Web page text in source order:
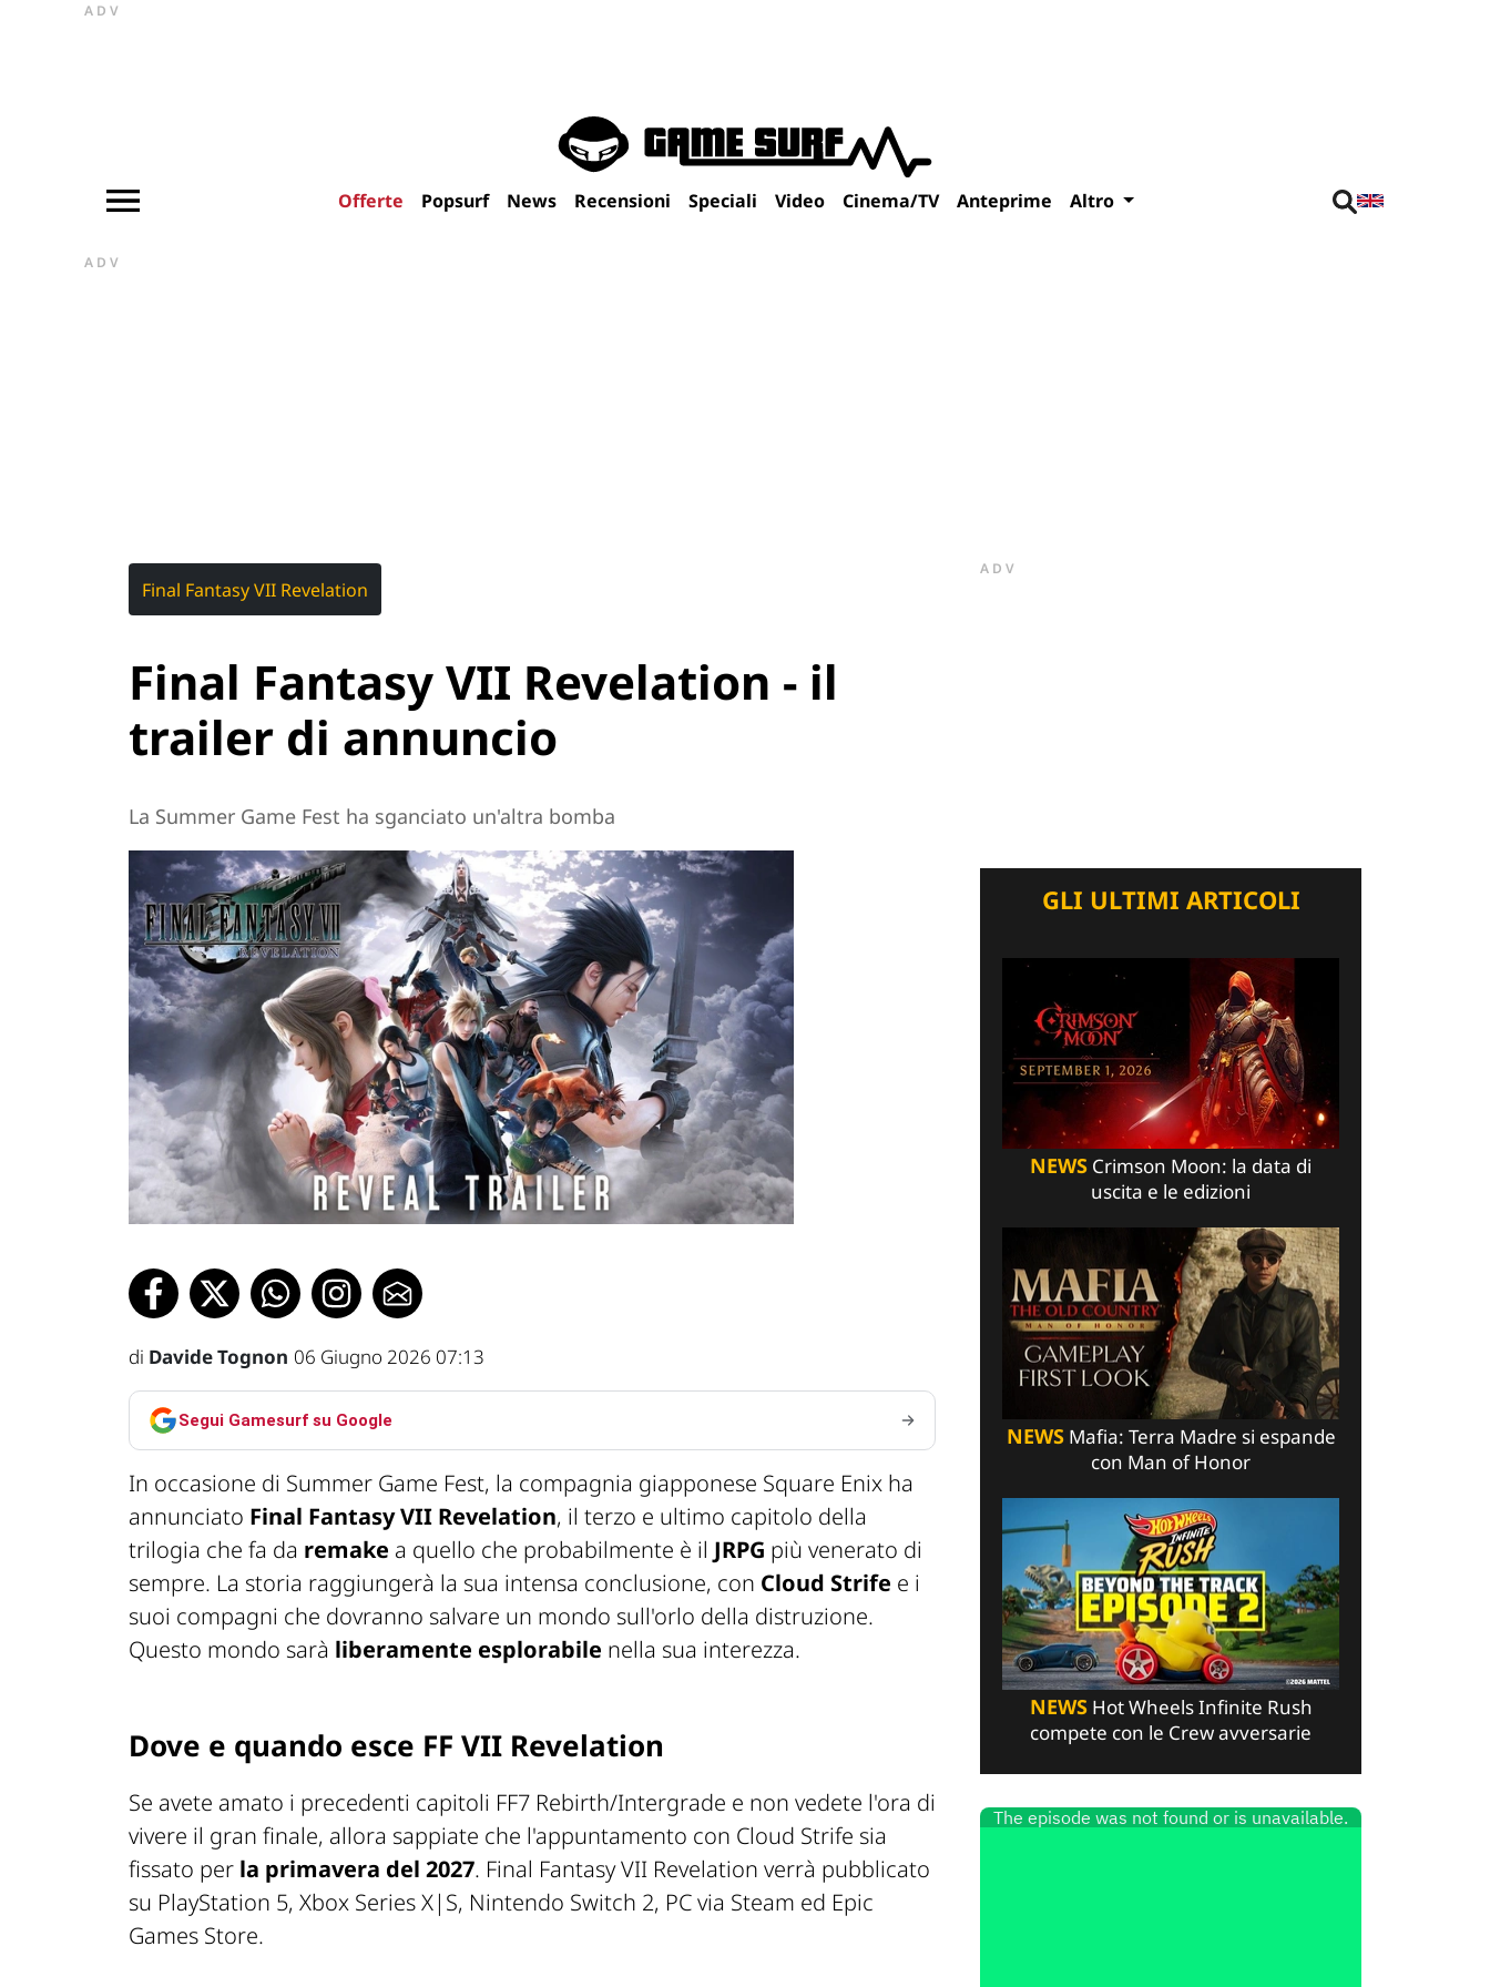
ADV
Offerte Popsurf News Recensioni Speciali Video Cinema/TV Anteprime Altro
ADV
Final Fantasy VII Revelation
Final Fantasy VII Revelation - il
trailer di annuncio
La Summer Game Fest ha sganciato un'altra bomba
di Davide Tognon 06 Giugno 2026 07:13
Segui Gamesurf su Google
In occasione di Summer Game Fest, la compagnia giapponese Square Enix ha
annunciato Final Fantasy VII Revelation, il terzo e ultimo capitolo della
trilogia che fa da remake a quello che probabilmente è il JRPG più venerato di
sempre. La storia raggiungerà la sua intensa conclusione, con Cloud Strife e i
suoi compagni che dovranno salvare un mondo sull'orlo della distruzione.
Questo mondo sarà liberamente esplorabile nella sua interezza.
Dove e quando esce FF VII Revelation
Se avete amato i precedenti capitoli FF7 Rebirth/Intergrade e non vedete l'ora di
vivere il gran finale, allora sappiate che l'appuntamento con Cloud Strife sia
fissato per la primavera del 2027. Final Fantasy VII Revelation verrà pubblicato
su PlayStation 5, Xbox Series X|S, Nintendo Switch 2, PC via Steam ed Epic
Games Store.
ADV
GLI ULTIMI ARTICOLI
NEWS Crimson Moon: la data di
uscita e le edizioni
NEWSMafia: Terra Madre si espande
con Man of Honor
NEWSHot Wheels Infinite Rush
compete con le Crew avversarie